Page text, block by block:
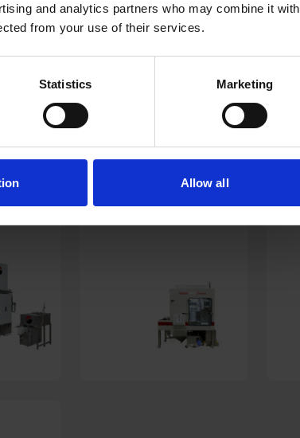
and analytics partners who may combine it with
from your use of their services.
Statistics Marketing
Allow all